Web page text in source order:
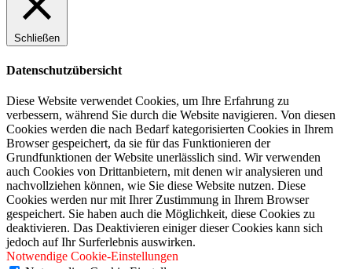
Schließen
Datenschutzübersicht
Diese Website verwendet Cookies, um Ihre Erfahrung zu
verbessern, während Sie durch die Website navigieren. Von diesen
Cookies werden die nach Bedarf kategorisierten Cookies in Ihrem
Browser gespeichert, da sie für das Funktionieren der
Grundfunktionen der Website unerlässlich sind. Wir verwenden
auch Cookies von Drittanbietern, mit denen wir analysieren und
nachvollziehen können, wie Sie diese Website nutzen. Diese
Cookies werden nur mit Ihrer Zustimmung in Ihrem Browser
gespeichert. Sie haben auch die Möglichkeit, diese Cookies zu
deaktivieren. Das Deaktivieren einiger dieser Cookies kann sich
jedoch auf Ihr Surferlebnis auswirken.
Notwendige Cookie-Einstellungen